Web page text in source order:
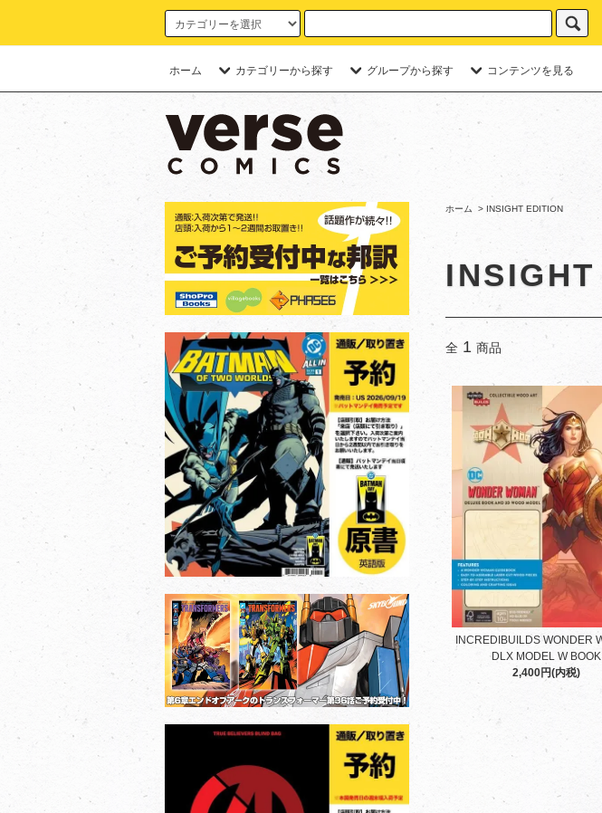
ホーム カテゴリーから探す グループから探す コンテンツを見る
ホーム > INSIGHT EDITION
全 1 商品
INCREDIBUILDS WONDER
DLX MODEL W BOOK
2,400円(内税)